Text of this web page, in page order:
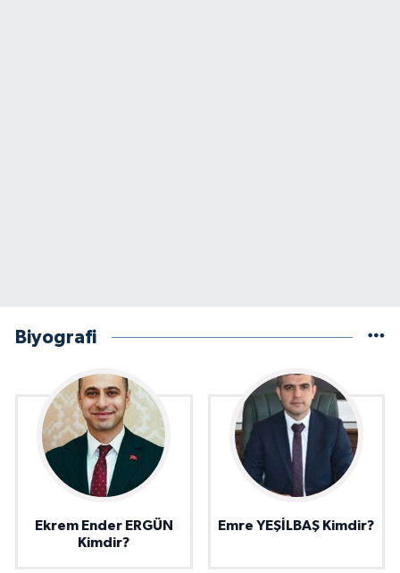
Biyografi
Ekrem Ender ERGÜN
Kimdir?
Emre YEŞİLBAŞ Kimdir?